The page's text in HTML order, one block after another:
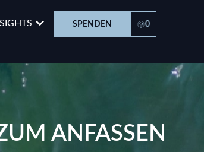
SPENDEN 0
ANFASSEN